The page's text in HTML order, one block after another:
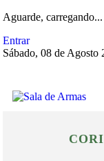
Aguarde, carregando...
Entrar
Sábado, 08 de Agosto